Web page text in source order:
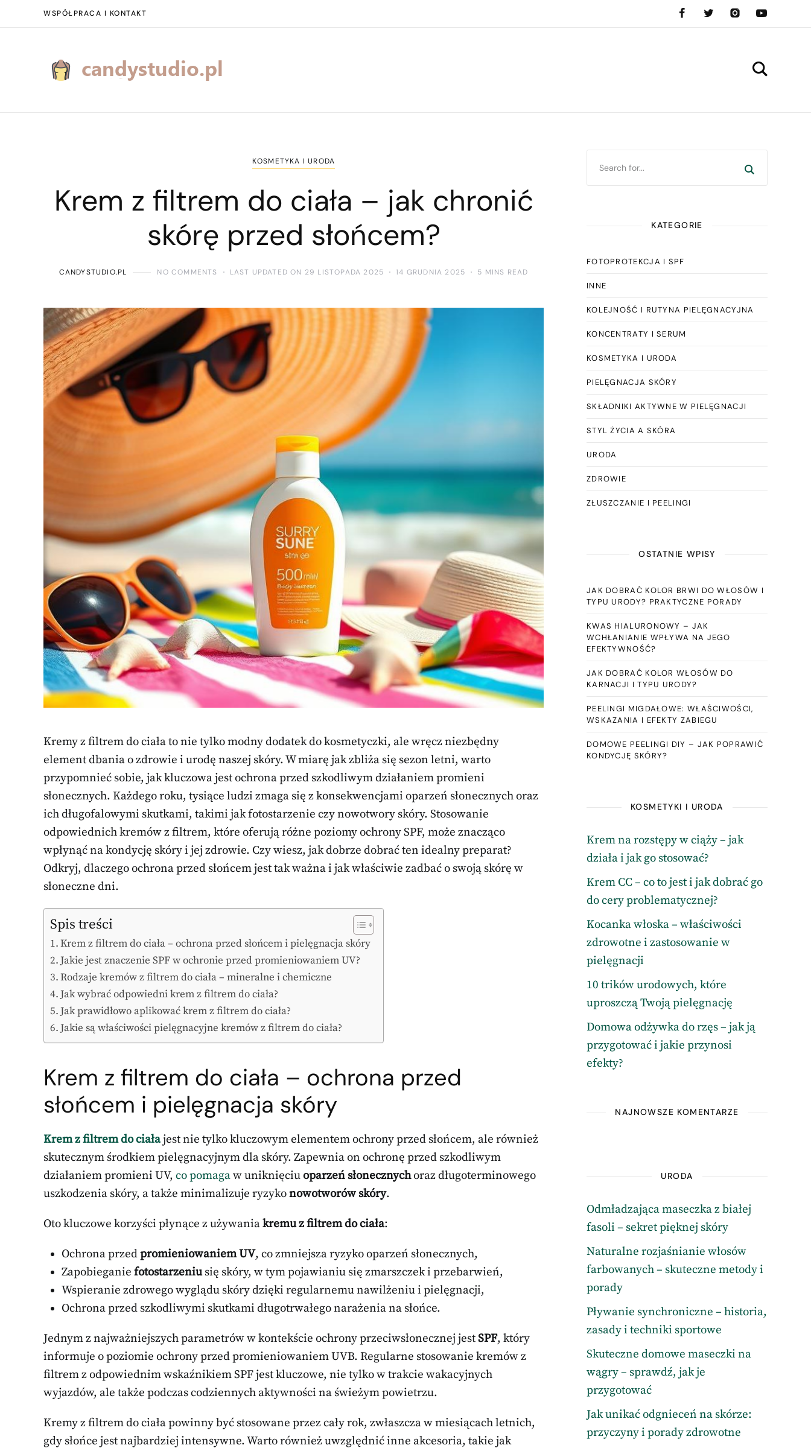
WSPÓŁPRACA I KONTAKT
KOSMETYKA I URODA
Krem z filtrem do ciała – jak chronić
skórę przed słońcem?
CANDYSTUDIO.PL NO COMMENTS LAST UPDATED ON 29 LISTOPADA 2025 14 GRUDNIA 2025 5 MINS READ
Kremy z filtrem do ciała to nie tylko modny dodatek do kosmetyczki, ale wręcz niezbędny
element dbania o zdrowie i urodę naszej skóry. W miarę jak zbliża się sezon letni, warto
przypomnieć sobie, jak kluczowa jest ochrona przed szkodliwym działaniem promieni
słonecznych. Każdego roku, tysiące ludzi zmaga się z konsekwencjami oparzeń słonecznych oraz
ich długofalowymi skutkami, takimi jak fotostarzenie czy nowotwory skóry. Stosowanie
odpowiednich kremów z filtrem, które oferują różne poziomy ochrony SPF, może znacząco
wpłynąć na kondycję skóry i jej zdrowie. Czy wiesz, jak dobrze dobrać ten idealny preparat?
Odkryj, dlaczego ochrona przed słońcem jest tak ważna i jak właściwie zadbać o swoją skórę w
słoneczne dni.
Spis treści
Krem z filtrem do ciała – ochrona przed słońcem i pielęgnacja skóry
Jakie jest znaczenie SPF w ochronie przed promieniowaniem UV?
Rodzaje kremów z filtrem do ciała – mineralne i chemiczne
Jak wybrać odpowiedni krem z filtrem do ciała?
Jak prawidłowo aplikować krem z filtrem do ciała?
Jakie są właściwości pielęgnacyjne kremów z filtrem do ciała?
Krem z filtrem do ciała – ochrona przed
słońcem i pielęgnacja skóry
Krem z filtrem do ciałajest nie tylko kluczowym elementem ochrony przed słońcem, ale również
skutecznym środkiem pielęgnacyjnym dla skóry. Zapewnia on ochronę przed szkodliwym
działaniem promieni UV, co pomagaw uniknięciuoparzeń słonecznychoraz długoterminowego
uszkodzenia skóry, a także minimalizuje ryzykonowotworów skóry.
Oto kluczowe korzyści płynące z używaniakremu z filtrem do ciała:
Ochrona przedpromieniowaniem UV, co zmniejsza ryzyko oparzeń słonecznych,
Zapobieganie fotostarzeniusię skóry, w tym pojawianiu się zmarszczek i przebarwień,
Wspieranie zdrowego wyglądu skóry dzięki regularnemu nawilżeniu i pielęgnacji,
Ochrona przed szkodliwymi skutkami długotrwałego narażenia na słońce.
Jednym z najważniejszych parametrów w kontekście ochrony przeciwsłonecznej jestSPF, który
informuje o poziomie ochrony przed promieniowaniem UVB. Regularne stosowanie kremów z
filtrem z odpowiednim wskaźnikiem SPF jest kluczowe, nie tylko w trakcie wakacyjnych
wyjazdów, ale także podczas codziennych aktywności na świeżym powietrzu.
Kremy z filtrem do ciała powinny być stosowane przez cały rok, zwłaszcza w miesiącach letnich,
gdy słońce jest najbardziej intensywne. Warto również uwzględnić inne akcesoria, takie jak
KATEGORIE
FOTOPROTEKCJA I SPF
INNE
KOLEJNOŚĆ I RUTYNA PIELĘGNACYJNA
KONCENTRATY I SERUM
KOSMETYKA I URODA
PIELĘGNACJA SKÓRY
SKŁADNIKI AKTYWNE W PIELĘGNACJI
STYL ŻYCIA A SKÓRA
URODA
ZDROWIE
ZŁUSZCZANIE I PEELINGI
OSTATNIE WPISY
JAK DOBRAĆ KOLOR BRWI DO WŁOSÓW I
TYPU URODY? PRAKTYCZNE PORADY
KWAS HIALURONOWY – JAK
WCHŁANIANIE WPŁYWA NA JEGO
EFEKTYWNOŚĆ?
JAK DOBRAĆ KOLOR WŁOSÓW DO
KARNACJI I TYPU URODY?
PEELINGI MIGDAŁOWE: WŁAŚCIWOŚCI,
WSKAZANIA I EFEKTY ZABIEGU
DOMOWE PEELINGI DIY – JAK POPRAWIĆ
KONDYCJĘ SKÓRY?
KOSMETYKI I URODA
Krem na rozstępy w ciąży – jak
działa i jak go stosować?
Krem CC – co to jest i jak dobrać go
do cery problematycznej?
Kocanka włoska – właściwości
zdrowotne i zastosowanie w
pielęgnacji
10 trików urodowych, które
uproszczą Twoją pielęgnację
Domowa odżywka do rzęs – jak ją
przygotować i jakie przynosi
efekty?
NAJNOWSZE KOMENTARZE
URODA
Odmładzająca maseczka z białej
fasoli – sekret pięknej skóry
Naturalne rozjaśnianie włosów
farbowanych – skuteczne metody i
porady
Pływanie synchroniczne – historia,
zasady i techniki sportowe
Skuteczne domowe maseczki na
wągry – sprawdź, jak je
przygotować
Jak unikać odgnieceń na skórze:
przyczyny i porady zdrowotne